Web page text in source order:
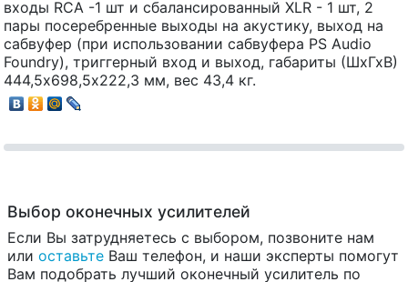
входы RCA -1 шт и сбалансированный XLR - 1 шт, 2
пары посеребренные выходы на акустику, выход на
сабвуфер (при использовании сабвуфера PS Audio
Foundry), триггерный вход и выход, габариты (ШхГхВ)
444,5х698,5х222,3 мм, вес 43,4 кг.
Выбор оконечных усилителей
Если Вы затрудняетесь с выбором, позвоните нам
или оставьте Ваш телефон, и наши эксперты помогут
Вам подобрать лучший оконечный усилитель по